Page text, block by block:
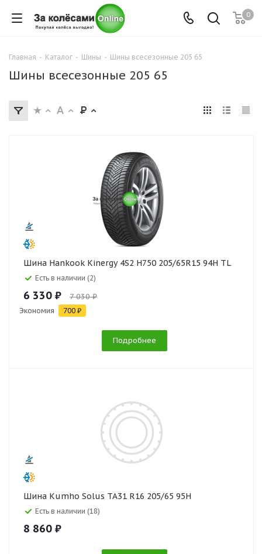
0
Главная - Каталог - Шины - Шины всесезонные 205 65
Шины всесезонные 205 65
Шина Hankook Kinergy 4S2 H750 205/65R15 94H TL
Есть в наличии (2)
6 330 ₽ 7 030 ₽
Экономия 700 ₽
Подробнее
Шина Kumho Solus TA31 R16 205/65 95H
Есть в наличии (18)
8 860 ₽